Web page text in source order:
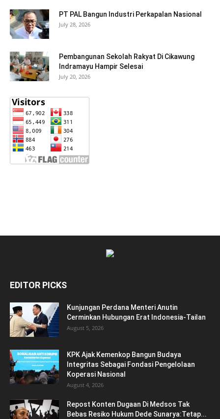
PT PAL Bangun Industri Perkapalan Nasional
July 28, 2026
Pembangunan Sekolah Rakyat Di Cikawung
Indramayu Hampir Selesai
July 20, 2026
EDITOR PICKS
Kunjungan Perdana Menteri Anutin
Cerminkan Hubungan Erat Indonesia-Tailan
August 5, 2026
KPK Ajak Kemenkop Bangun Budaya
Integritas Sebagai Fondasi Pengelolaan
Koperasi Nasional
August 4, 2026
Repost Konten Dugaan Di Medsos Tak
Bebas Resiko Hukum Dede Sunarya:Tetap...